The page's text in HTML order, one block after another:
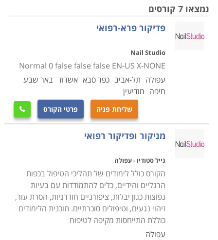
מניקור נועד להכשיר מחד אנשים בעלי יצירתיות, תפיסה
מאידך, הוא נועד כל מי שמבקש או מבקשת להשתלב
בתעשיית היופי והאסתטיקה כמטפלים בייחוד בתחום
הפדיקור הרפואי.
בקורס נלמדים תכנים שונים שקשורים לתהליכי הטיפול
בכפות הידיים ובכפות הרגליים, וללומדים מוענקים כלים
יבלות, ציפורניים חודרניות, הסרת עור יבש, זיהוי נגעי עור,
פטריות ועוד. בנוסף נלמדות בקורסים הללו טכניקות עיסוי
לכפות הידיים ולכפות הרגליים תוך דגש על אסתטיקה ועל
עיצוב הציפורניים. ישנה אמרה שהעיניים הן הראי של
הנפש. באופן דומה הידיים שלנו כן כרטיס הביקור שלנו ולכם
ידיים מטופחות וציפורניים נקיות ומסודרות הן מפתח למראה
מושלם, אלגנטי ויוקרתי.
נמצאו 7 קורסים
פדיקור פרא-רפואי
Nail Studio
Normal 0 false false false EN-US X-NONE
עפולה תל-אביב כפר סבא אשדוד באר שבע
חיפה מודיעין
שליחת פניה פרטי הקורס 
מניקור ופדיקור רפואי
נייל סטודיו - עפולה
הקורס כולל לימודים של תהליכי הטיפול בכפות
הרגליים והידיים, כלים להתמודדות עם בעיות
נפוצות כגון יבלות, ציפורניים חודרניות, הסרת עור,
זיהוי נגעים, וטיפולים סוכרתיים. תוכנית הלימודים
כוללת התייחסות מקיפה לטיפוח
עפולה